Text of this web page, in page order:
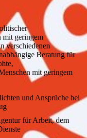
mit geringem
verschiedenen
Beratung für
mit geringem
und Ansprüche bei
für Arbeit, dem